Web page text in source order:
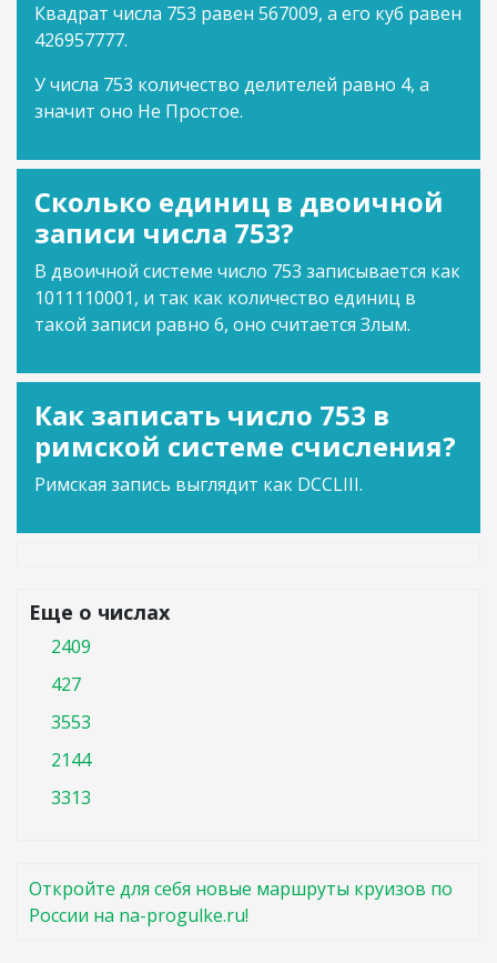
Квадрат числа 753 равен 567009, а его куб равен
426957777.
У числа 753 количество делителей равно 4, а
значит оно Не Простое.
Сколько единиц в двоичной
записи числа 753?
В двоичной системе число 753 записывается как
1011110001, и так как количество единиц в
такой записи равно 6, оно считается Злым.
Как записать число 753 в
римской системе счисления?
Римская запись выглядит как DCCLIII.
Еще о числах
2409
427
3553
2144
3313
Откройте для себя новые маршруты круизов по
России на na-progulke.ru!